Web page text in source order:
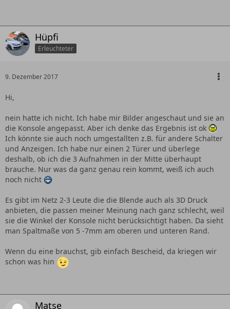
Hüpfi
Erleuchteter
9. Dezember 2017
Hi,
nein hatte ich nicht. Ich habe mir Bilder angeschaut und sie an
die Konsole angepasst. Aber ich denke das Ergebnis ist ok
Ich könnte sie auch noch umgestallten z.B. für andere Schalter
und Anzeigen. Ich habe nur einen 2 Türer und überlege
deshalb, ob ich die 3 Aufnahmen in der Mitte überhaupt
brauche. Nur was da ganz genau rein kommt, weiß ich auch
noch nicht
Es gibt im Netz 2-3 Leute die die Blende auch als 3D Druck
anbieten, die passen meiner Meinung nach ganz schlecht, weil
sie die Winkel der Konsole nicht berücksichtigt haben. Da sieht
man Spaltmaße von 5 -7mm am oberen und unteren Rand.
Wenn du eine brauchst, gib einfach Bescheid, da kriegen wir
schon was hin
Matse